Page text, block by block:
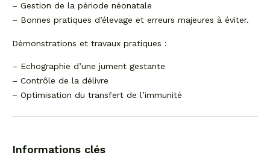
– Gestion de la période néonatale
– Bonnes pratiques d’élevage et erreurs majeures à éviter.
Démonstrations et travaux pratiques :
– Echographie d’une jument gestante
– Contrôle de la délivre
– Optimisation du transfert de l’immunité
Informations clés